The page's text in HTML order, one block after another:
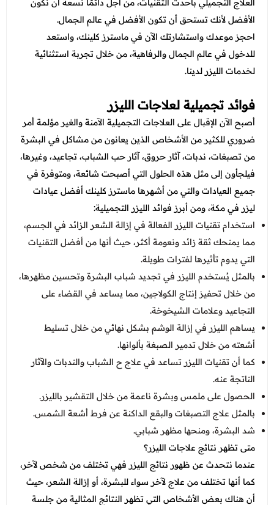
عروض العناية بالشعر
عروض الرجال
عروض جراحات التجميل
عروض قسم الطوارئ
عروض المختبر
عروض الباطنة
عروض العظام
عروض الانف والاذن والحنجرة
عروض العلاج الطبيعي
العلاج التجميلي بأحدث التقنيات، من أجل دائمًا نسعة أن نكون
الأفضل لأنك تستحق أن تكون الأفضل في عالم الجمال.
احجز موعدك واستشارتك الآن في ماسترز كلينك، واستعد
للدخول في عالم الجمال والرفاهية، من خلال تجربة استثنائية
لخدمات الليزر لدينا.
فوائد تجميلية لعلاجات الليزر
أصبح الآن الإقبال على العلاجات التجميلية الآمنة والغير مؤلمة أمر
ضروري للكثير من الأشخاص الذين يعانون من مشاكل في البشرة
من تصبغات، ندبات، آثار حروق، آثار حب الشباب، تجاعيد، وغيرها،
فيلجأون إلى مثل هذه الحلول التي أصبحت شائعة، ومتوفرة في
جميع العيادات والتي من أشهرها ماسترز كلينكأفضل عيادات
ليزر في مكة، ومن أبرز فوائد الليزر التجميلية:
استخدام تقنيات الليزر الفعالة في إزالة الشعر الزائد في الجسم،
مما يمنحك ثقة زائد ونعومة أكثر، حيث أنها من أفضل التقنيات
التي يدوم تأثيرها لفترات طويلة.
بالمثل يُستخدم الليزر في تجديد شباب البشرة وتحسين مظهرها،
من خلال تحفيز إنتاج الكولاجين، مما يساعد في القضاء على
التجاعيد وعلامات الشيخوخة.
يساهم الليزر في إزالة الوشم بشكل نهائي من خلال تسليط
أشعته من خلال تدمير الصبغة بألوانها.
كما أن تقنيات الليزر تساعد في علاج ح الشباب والندبات والآثار
الناتجة عنه.
الحصول على ملمس وبشرة ناعمة من خلال التقشير بالليزر.
بالمثل علاج التصبغات والبقع الداكنة عن فرط أشعة الشمس.
شد البشرة، ومنحها مظهر شبابي.
متى تظهر نتائج علاجات الليزر؟
عندما نتحدث عن ظهور نتائج الليزر فهي تختلف من شخص لآخر،
كما أنها تختلف من علاج لآخر سواء للبشرة، أو إزالة الشعر، حيث
أن هناك بعض الأشخاص التي تظهر النتائج المثالية من جلسة